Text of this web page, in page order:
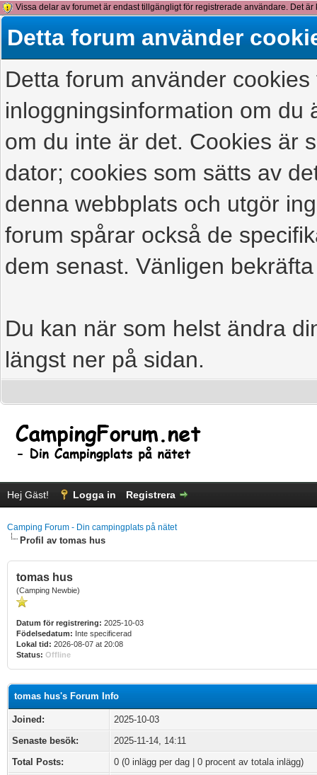
Vissa delar av forumet är endast tillgängligt för registrerade användare. Det
detta meddelande.
Detta forum använder
Detta forum använder
inloggningsinformation om du
om du inte är det. Cookies är
dator; cookies som sätts av
denna webbplats och utgör
forum spårar också de
dem senast. Vänligen
Du kan när som helst ändra
längst ner på sidan.
Hej Gäst! Logga in Registrera
Camping Forum - Din campingplats på nätet
Profil av tomas hus
tomas hus
(Camping Newbie)
Datum för registrering: 2025-10-03
Födelsedatum: Inte specificerad
Lokal tid: 2026-08-07 at 20:08
Status: Offline
tomas hus's Forum Info
Joined:
2025-10-03
Senaste besök:
2025-11-14, 14:11
Total Posts:
0 (0 inlägg per dag | 0 procent av totala inlägg)